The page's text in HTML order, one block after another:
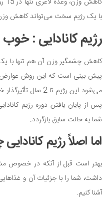
بهداشت
بیماری و درمان
کودک و مادر
ورزش و تندرستی
روانشناسی
مراکز پزشکی و دارویی
فرهنگ و هنر
سینما و تئاتر
تلویزیون
موسیقی
چهره‌ها
عکاسی و هنرهای تجسمی
با یک رژیم سخت می‌تواند کاهش
رژیم کانادایی : خوب
پیش بینی است که این روش عوارض
می‌شود این رژیم تا
پس از پایان یافتن دوره رژیم
شما به حالت سابق بازگردد.
اما اصلاً رژیم
بهتر است قبل از آنکه در خصوص
آشنا کنیم.